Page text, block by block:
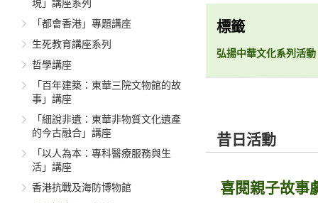
現」講座系列
「都會香港」專題講座
生死教育講座系列
哲學講座
「百年建築：東華三院文物館的故
事」講座
「細說非遺：東華非物質文化遺產
的今古融合」講座
「以人為本：專科醫療服務與生
活」講座
香港抗戰及海防博物館
標籤
弘揚中華文化系列活動
昔日活動
喜閱親子故事